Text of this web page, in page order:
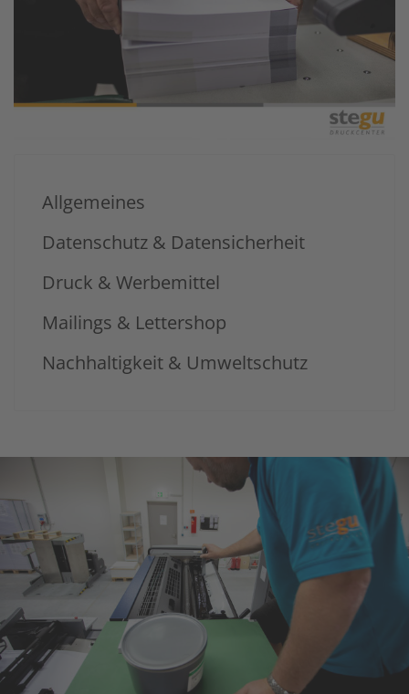
Allgemeines
Datenschutz & Datensicherheit
Druck & Werbemittel
Mailings & Lettershop
Nachhaltigkeit & Umweltschutz